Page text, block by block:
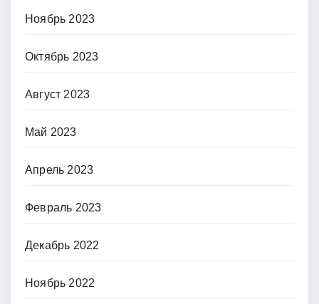
Ноябрь 2023
Октябрь 2023
Август 2023
Май 2023
Апрель 2023
Февраль 2023
Декабрь 2022
Ноябрь 2022